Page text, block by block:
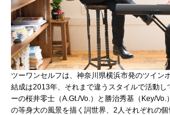
LINK
muevoクラウドファンディング
muevoコミュニティ
ぶいクラ！by muevo
ぶいコミュ！by muevo
ツーワンセルフは、神奈川県横浜市発のツイン
結成は2013年、それまで違うスタイルで活動し
ーの桜井零士（A.Gt./Vo.）と勝治秀基（Key/
の等身大の風景を描く詞世界、2人それぞれの